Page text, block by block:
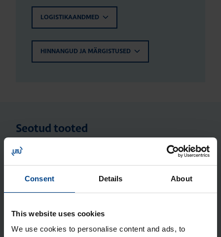
Consent Details About
This website uses cookies
We use cookies to personalise content and ads, to
LOGISTIKAANDMED
HINNANGUD JA MÄRGISTUSED
Seotud tooted
Ver­ti­kaal­sed sii­nid kilbi põhja, Orion
Tootekood: FL461A
350x300x160 mm, metall, IP65
Tootekood: FL154A